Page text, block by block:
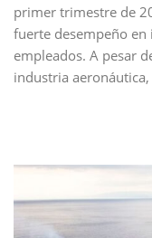
primer trimestre de
fuerte desempeño en
empleados. A pesar
industria